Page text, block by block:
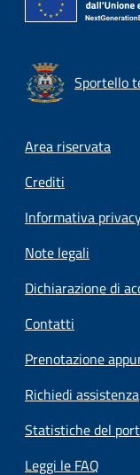
Sportello
Footer
Area riservata
Crediti
Informativa
Note legali
Dichiarazione di
Contatti
Prenotazione
Richiedi assistenza
Statistiche del
Leggi le FAQ